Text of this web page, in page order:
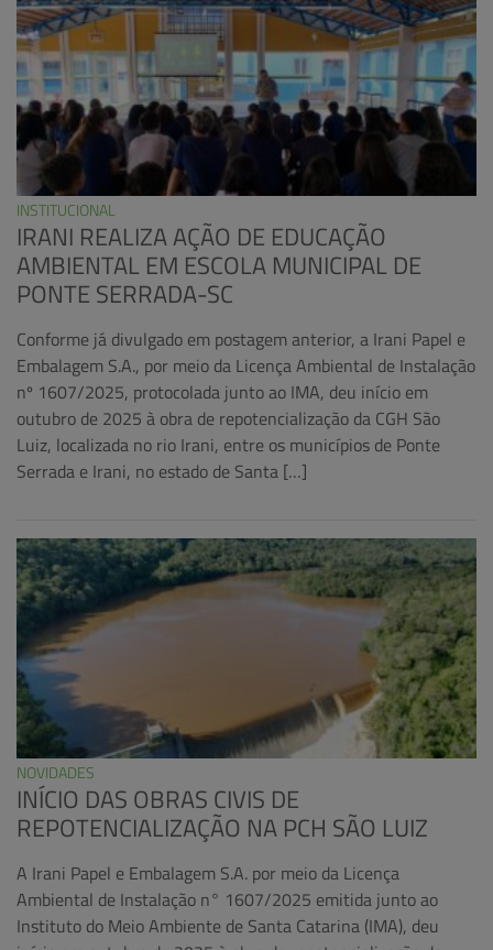
INSTITUCIONAL
IRANI REALIZA AÇÃO DE EDUCAÇÃO
AMBIENTAL EM ESCOLA MUNICIPAL DE
PONTE SERRADA-SC
Conforme já divulgado em postagem anterior, a Irani Papel e
Embalagem S.A., por meio da Licença Ambiental de Instalação
nº 1607/2025, protocolada junto ao IMA, deu início em
outubro de 2025 à obra de repotencialização da CGH São
Luiz, localizada no rio Irani, entre os municípios de Ponte
Serrada e Irani, no estado de Santa […]
NOVIDADES
INÍCIO DAS OBRAS CIVIS DE
REPOTENCIALIZAÇÃO NA PCH SÃO LUIZ
A Irani Papel e Embalagem S.A. por meio da Licença
Ambiental de Instalação n° 1607/2025 emitida junto ao
Instituto do Meio Ambiente de Santa Catarina (IMA), deu